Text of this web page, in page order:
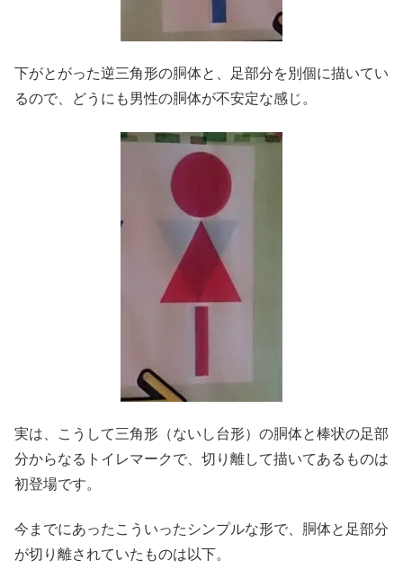
下がとがった逆三角形の胴体と、足部分を別個に描いてい
るので、どうにも男性の胴体が不安定な感じ。
実は、こうして三角形（ないし台形）の胴体と棒状の足部
分からなるトイレマークで、切り離して描いてあるものは
初登場です。
今までにあったこういったシンプルな形で、胴体と足部分
が切り離されていたものは以下。